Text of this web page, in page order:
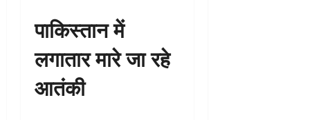
पाकिस्तान में
लगातार मारे जा रहे
आतंकी